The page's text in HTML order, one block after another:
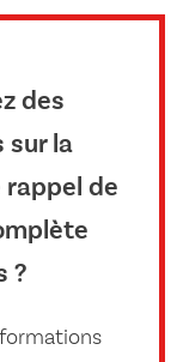
des
sur la
rappel de
?